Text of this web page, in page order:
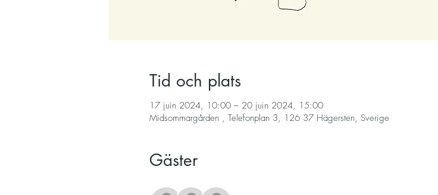
Tid och plats
17 juin 2024, 10:00 – 20 juin 2024, 15:00
Midsommargården , Telefonplan 3, 126 37 Hägersten, Sverige
Gäster